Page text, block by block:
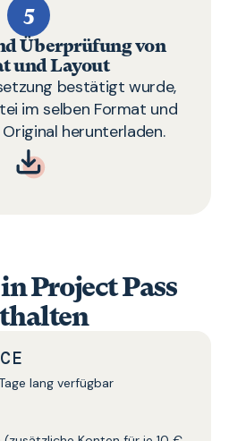
5
Überprüfung von
und Layout
bestätigt wurde,
im selben Format und
herunterladen.
Project Pass
lang verfügbar